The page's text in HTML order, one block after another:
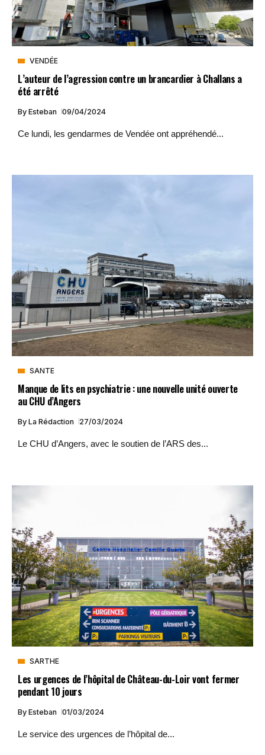
VENDÉE
L’auteur de l’agression contre un brancardier à Challans a
été arrêté
By Esteban 09/04/2024
Ce lundi, les gendarmes de Vendée ont appréhendé...
SANTE
Manque de lits en psychiatrie : une nouvelle unité ouverte
au CHU d’Angers
By La Rédaction 27/03/2024
Le CHU d’Angers, avec le soutien de l’ARS des...
SARTHE
Les urgences de l’hôpital de Château-du-Loir vont fermer
pendant 10 jours
By Esteban 01/03/2024
Le service des urgences de l’hôpital de...